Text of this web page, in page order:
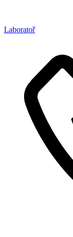
Laboratoř